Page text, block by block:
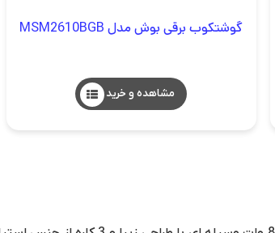
گوشتکوب برقی بوش مدل MSM2610BGB
مشاهده و خرید